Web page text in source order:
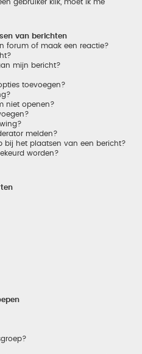
gebruiker klik, moet ik me
van berichten
forum of maak een reactie?
mijn bericht?
toevoegen?
niet openen?
melden?
bij het plaatsen van een bericht?
worden?